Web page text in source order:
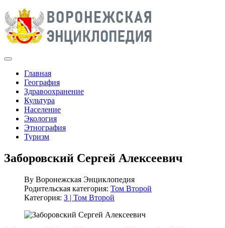
Главная
География
Здравоохранение
Культура
Население
Экология
Этнография
Туризм
Заборовский Сергей Алексеевич
By Воронежская Энциклопедия
Родительская категория: Том Второй
Категория: З | Том Второй